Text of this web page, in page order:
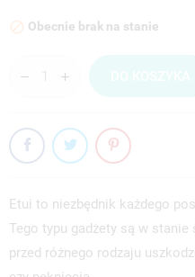
 Obecnie brak na stanie
Etui to niezbędnik każdego
Tego typu gadżety są w
przed różnego rodzaju